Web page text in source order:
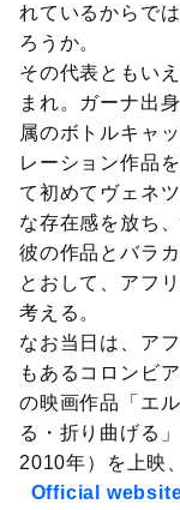
れているからで
ろうか。
その代表ともい
まれ。ガーナ出
属のボトルキャ
レーション作品
て初めてヴェネ
な存在感を放ち
彼の作品とバラ
とおして、アフ
考える。
なお当日は、ア
もあるコロンビ
の映画作品「エ
る・折り曲げる
2010年）を上映
Official